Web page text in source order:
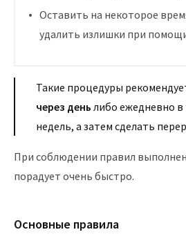
Оставить на некоторое
удалить излишки при
Такие процедуры
через день либо ежедневно в
недель, а затем сделать
При соблюдении правил
порадует очень быстро.
Основные правила